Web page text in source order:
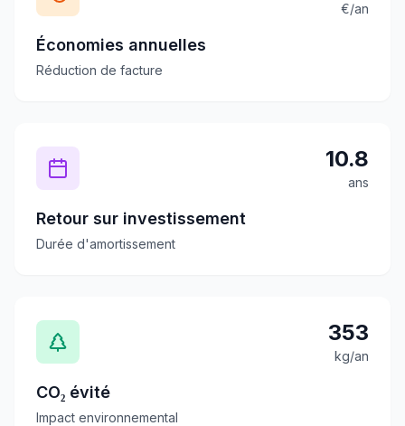
€/an
Économies annuelles
Réduction de facture
10.8
ans
Retour sur investissement
Durée d'amortissement
353
kg/an
CO₂ évité
Impact environnemental